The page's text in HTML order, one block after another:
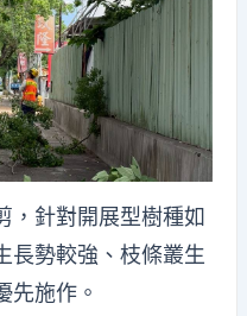
，針對開展型樹種如
長勢較強、枝條叢生
先施作。